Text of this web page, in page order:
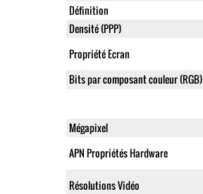
Définition
Densité (PPP)
Propriété Ecran
Bits par composant couleur (RGB)
Mégapixel
APN Propriétés Hardware
Résolutions Vidéo